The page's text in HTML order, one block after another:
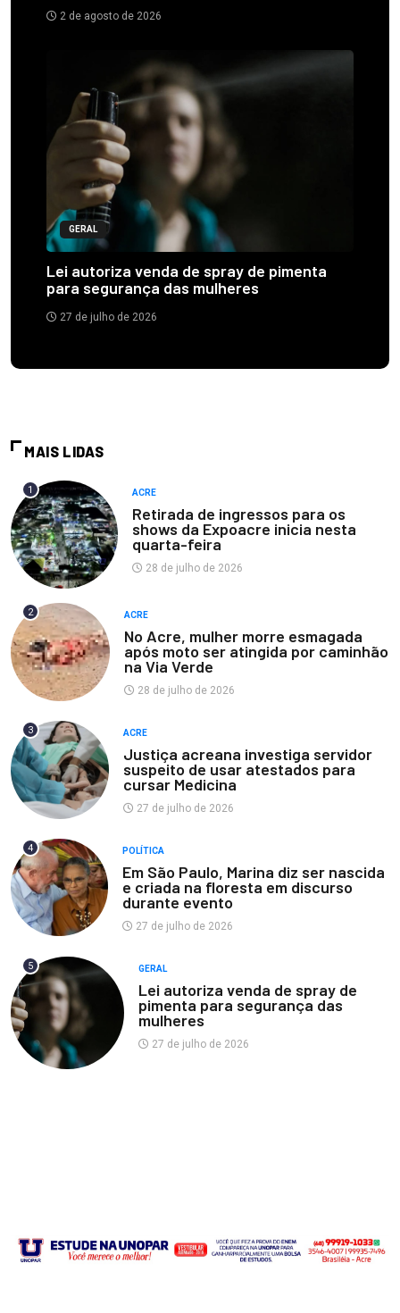
2 de agosto de 2026
GERAL
Lei autoriza venda de spray de pimenta
para segurança das mulheres
27 de julho de 2026
MAIS LIDAS
1 ACRE
Retirada de ingressos para os
shows da Expoacre inicia nesta
quarta-feira
28 de julho de 2026
2 ACRE
No Acre, mulher morre esmagada
após moto ser atingida por caminhão
na Via Verde
28 de julho de 2026
3 ACRE
Justiça acreana investiga servidor
suspeito de usar atestados para
cursar Medicina
27 de julho de 2026
4 POLÍTICA
Em São Paulo, Marina diz ser nascida
e criada na floresta em discurso
durante evento
27 de julho de 2026
5 GERAL
Lei autoriza venda de spray de
pimenta para segurança das
mulheres
27 de julho de 2026